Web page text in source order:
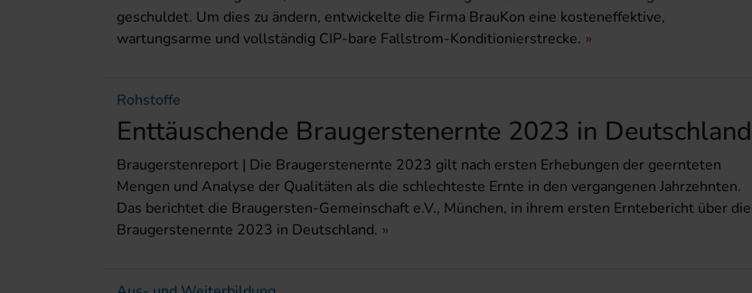
geschuldet. Um dies zu ändern, entwickelte die Firma BrauKon eine kosteneffektive,
wartungsarme und vollständig CIP-bare Fallstrom-Konditionierstrecke.
Rohstoffe
Enttäuschende Braugerstenernte 2023 in Deutschland
Braugerstenreport | Die Braugerstenernte 2023 gilt nach ersten Erhebungen der geernteten
Mengen und Analyse der Qualitäten als die schlechteste Ernte in den vergangenen Jahrzehnten.
Das berichtet die Braugersten-Gemeinschaft e.V., München, in ihrem ersten Erntebericht über die
Braugerstenernte 2023 in Deutschland.